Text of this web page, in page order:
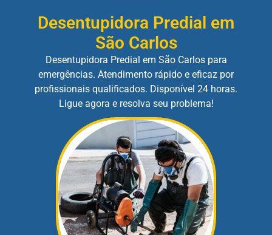
Desentupidora Predial em
São Carlos
Desentupidora Predial em São Carlos para
emergências. Atendimento rápido e eficaz por
profissionais qualificados. Disponível 24 horas.
Ligue agora e resolva seu problema!